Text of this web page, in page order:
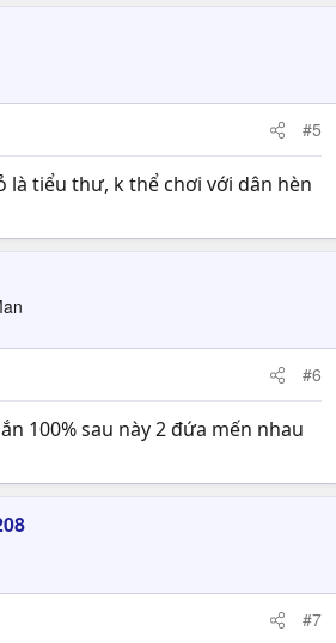
#5
là tiểu thư, k thể chơi với dân hèn
#6
100% sau này 2 đứa mến nhau
#7